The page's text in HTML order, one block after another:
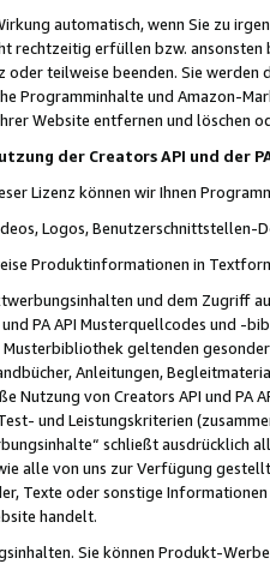
automatisch, wenn Sie zu
rechtzeitig erfüllen bzw. ansonsten
teilweise beenden. Sie werden
Programminhalte und Amazon-
Website entfernen und löschen
der Creators API und der
Lizenz können wir Ihnen
Logos, Benutzerschnittstellen-
Produktinformationen in
und dem Zugriff
PA API Musterquellcodes und
geltenden
Anleitungen,
Nutzung von Creators API und PA
und Leistungskriterien
schließt ausdrücklich
alle von uns zur Verfügung
Texte oder sonstige
handelt.
Sie können Produkt-